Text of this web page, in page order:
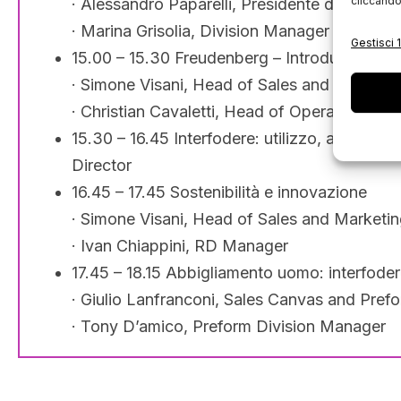
Gestisci
· Alessandro Paparelli, Presidente del
· Marina Grisolia, Division Manager Fashion
15.00 – 15.30 Freudenberg – Introduzione:
· Simone Visani, Head of Sales and
· Christian Cavaletti, Head of Operations
15.30 – 16.45 Interfodere: utilizzo,
Director
16.45 – 17.45 Sostenibilità e innovazione
· Simone Visani, Head of Sales and
· Ivan Chiappini, RD Manager
17.45 – 18.15 Abbigliamento uomo:
· Giulio Lanfranconi, Sales Canvas and
· Tony D’amico, Preform Division Manager